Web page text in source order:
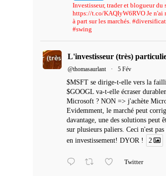
Investisseur, trader et blogueur du
https://t.co/KAQIyW6RVO Je n'ai
à part sur les marchés.
#swing
L'investisseur (très)
@thomasaurlant · 5 Fév
$MSFT se dirige-t-elle vers la
$GOOGL va-t-elle écraser
Microsoft ? NON => j'achète
Evidemment, le marché peut
davantage, une des solutions peut
sur plusieurs paliers. Ceci n'est
en investissement! DYOR !
2
Twitter